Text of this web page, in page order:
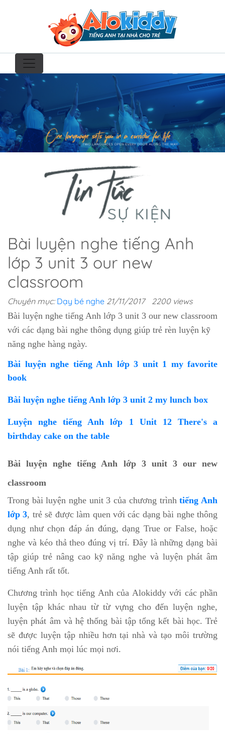
Bài luyện nghe tiếng Anh
lớp 3 unit 3 our new
classroom
Chuyên mục: Dạy bé nghe 21/11/2017
2200 views
Bài luyện nghe tiếng Anh lớp 3 unit 3 our new classroom
với các dạng bài nghe thông dụng giúp trẻ rèn luyện kỹ
năng nghe hàng ngày.
Bài luyện nghe tiếng Anh lớp 3 unit 1 my favorite
book
Bài luyện nghe tiếng Anh lớp 3 unit 2 my lunch box
Luyện nghe tiếng Anh lớp 1 Unit 12 There's a
birthday cake on the table
Bài luyện nghe tiếng Anh lớp 3 unit 3 our new
classroom
Trong bài luyện nghe unit 3 của chương trìnhtiếng Anh
lớp 3, trẻ sẽ được làm quen với các dạng bài nghe thông
dụng như chọn đáp án đúng, dạng True or False, hoặc
nghe và kéo thả theo đúng vị trí. Đây là những dạng bài
tập giúp trẻ nâng cao kỹ năng nghe và luyện phát âm
tiếng Anh rất tốt.
Chương trình học tiếng Anh của Alokiddy với các phần
luyện tập khác nhau từ từ vựng cho đến luyện nghe,
luyện phát âm và hệ thống bài tập tổng kết bài học. Trẻ
sẽ được luyện tập nhiều hơn tại nhà và tạo môi trường
nói tiếng Anh mọi lúc mọi nơi.